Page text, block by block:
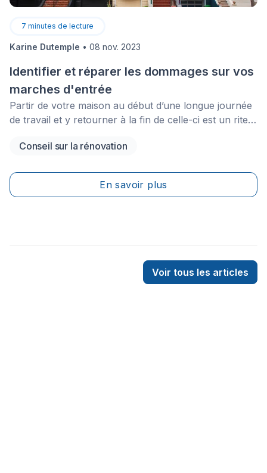
7 minutes de lecture
Karine Dutemple • 08 nov. 2023
Identifier et réparer les dommages sur vos
marches d'entrée
Partir de votre maison au début d’une longue journée
de travail et y retourner à la fin de celle-ci est un rite
mènent à votre porte d’entrée supportent sans cesse
entrez et sortez de votre demeure, encore et encore.
Alors évidemment, il n’est pas surprenant que les
vous commencez à repérer des signes d’usure, alors
vous aurez besoin de quelques conseils pour savoir
comment vous en occuper aussi rapidement que
Conseil sur la rénovation
En savoir plus
Voir tous les articles